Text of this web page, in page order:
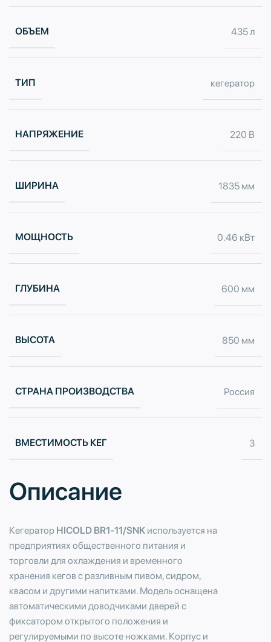
Описание
Кегератор HICOLD BR1-11/SNK используется на
предприятиях общественного питания и
торговли для охлаждения и временного
хранения кегов с разливным пивом, сидром,
квасом и другими напитками. Модель оснащена
автоматическими доводчиками дверей с
фиксатором открытого положения и
регулируемыми по высоте ножками. Корпус и
ОБЪЕМ 435 л
ТИП кегератор
НАПРЯЖЕНИЕ 220 В
ШИРИНА 1835 мм
МОЩНОСТЬ 0.46 кВт
ГЛУБИНА 600 мм
ВЫСОТА 850 мм
СТРАНА ПРОИЗВОДСТВА Россия
ВМЕСТИМОСТЬ КЕГ 3